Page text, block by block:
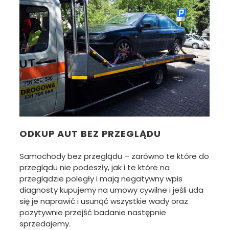
ODKUP AUT BEZ PRZEGLĄDU
Samochody bez przeglądu – zarówno te które do
przeglądu nie podeszły, jak i te które na
przeglądzie poległy i mają negatywny wpis
diagnosty kupujemy na umowy cywilne i jeśli uda
się je naprawić i usunąć wszystkie wady oraz
pozytywnie przejść badanie następnie
sprzedajemy.